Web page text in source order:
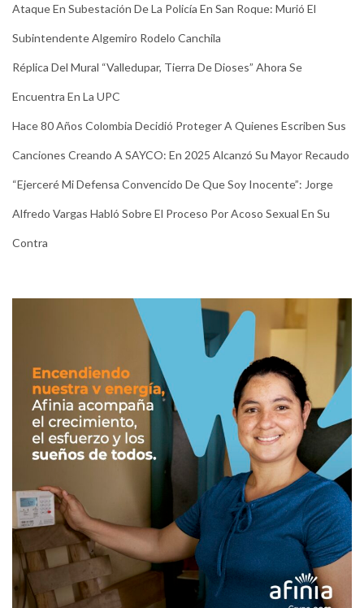
Ataque En Subestación De La Policía En San Roque: Murió El
Subintendente Algemiro Rodelo Canchila
Réplica Del Mural “Valledupar, Tierra De Dioses” Ahora Se
Encuentra En La UPC
Hace 80 Años Colombia Decidió Proteger A Quienes Escriben Sus
Canciones Creando A SAYCO: En 2025 Alcanzó Su Mayor Recaudo
“Ejerceré Mi Defensa Convencido De Que Soy Inocente”: Jorge
Alfredo Vargas Habló Sobre El Proceso Por Acoso Sexual En Su
Contra